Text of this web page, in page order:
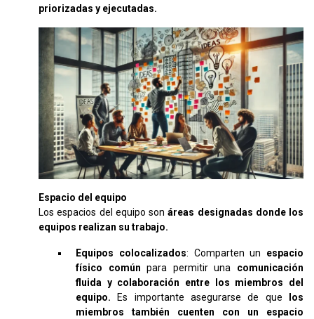
priorizadas y ejecutadas.
Espacio del equipo
Los espacios del equipo son áreas designadas donde los
equipos realizan su trabajo.
Equipos colocalizados: Comparten un espacio
físico común para permitir una comunicación
fluida y colaboración entre los miembros del
equipo. Es importante asegurarse de que los
miembros también cuenten con un espacio